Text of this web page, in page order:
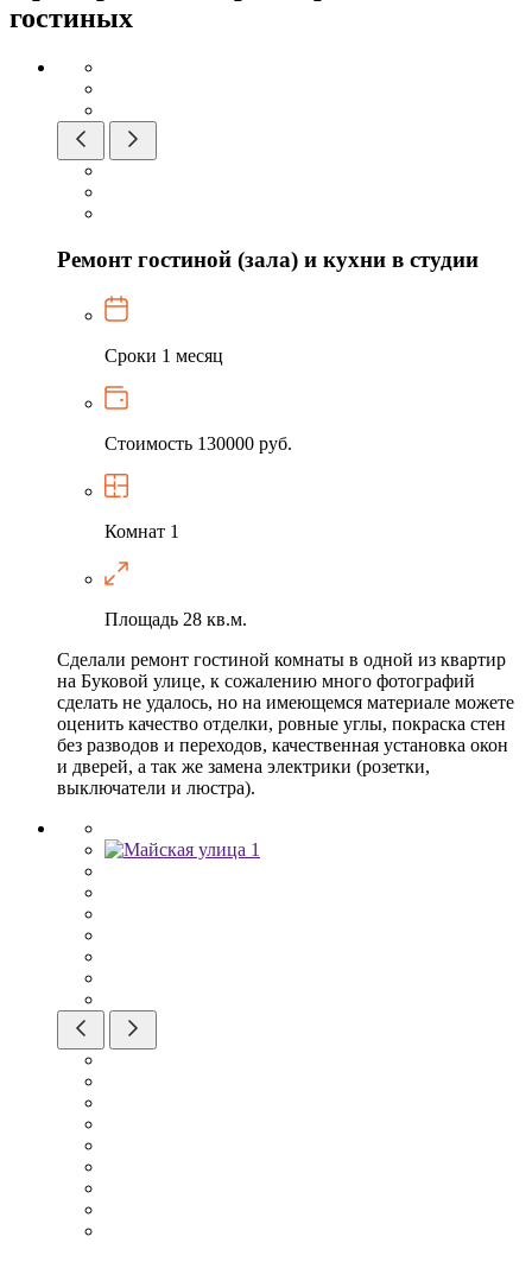
гостиных
Ремонт гостиной (зала) и кухни в студии
Сроки 1 месяц
Стоимость 130000 руб.
Комнат 1
Площадь 28 кв.м.
Сделали ремонт гостиной комнаты в одной из квартир
на Буковой улице, к сожалению много фотографий
сделать не удалось, но на имеющемся материале можете
оценить качество отделки, ровные углы, покраска стен
без разводов и переходов, качественная установка окон
и дверей, а так же замена электрики (розетки,
выключатели и люстра).